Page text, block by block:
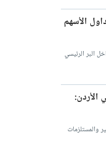
الأسهم
البر الرئيسي
الأردن:
والمستلزمات